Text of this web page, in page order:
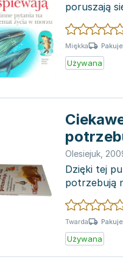
poruszają
czytel...
Miękka
Używana
Olesiejuk
Dzięki tej
potrzebują
dotyczą...
Twarda
Używana